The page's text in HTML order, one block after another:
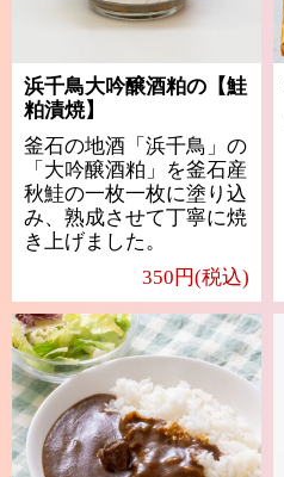
浜千鳥大吟醸酒粕の【鮭
粕漬焼】
釜石の地酒「浜千鳥」の
「大吟醸酒粕」を釜石産
秋鮭の一枚一枚に塗り込
み、熟成させて丁寧に焼
き上げました。
350円(税込)